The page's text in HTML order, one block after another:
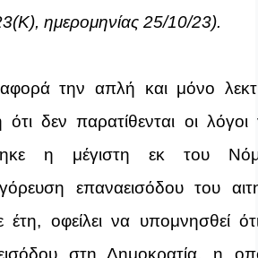
ημερομηνίας 25/10/23).
την απλή και μόνο
δεν παρατίθενται οι λόγοι
η μέγιστη εκ του
επαναεισόδου του
οφείλει να υπομνησθεί